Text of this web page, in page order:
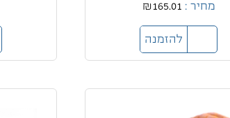
מחיר : ₪165.01
להזמנה